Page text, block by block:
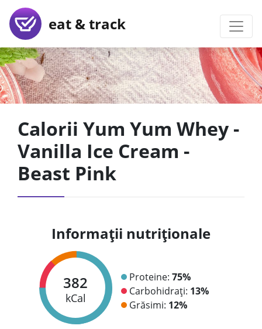
eat & track
Calorii Yum Yum Whey -
Vanilla Ice Cream -
Beast Pink
Informații nutriționale
382
kCal
Proteine: 75%
Carbohidrați: 13%
Grăsimi: 12%